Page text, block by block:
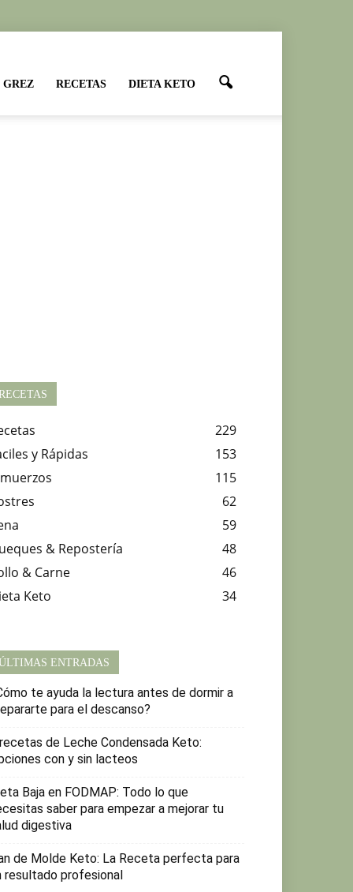
GREZ RECETAS DIETA KETO
229
y Rápidas
153
115
62
59
& Repostería
48
& Carne
46
Keto
34
ENTRADAS
te ayuda la lectura antes de dormir a
para el descanso?
de Leche Condensada Keto:
con y sin lacteos
Baja en FODMAP: Todo lo que
saber para empezar a mejorar tu
digestiva
de Molde Keto: La Receta perfecta para
resultado profesional